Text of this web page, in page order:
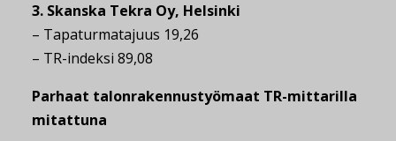
3. Skanska Tekra Oy, Helsinki
– Tapaturmatajuus 19,26
– TR-indeksi 89,08
Parhaat talonrakennustyömaat TR-mittarilla
mitattuna